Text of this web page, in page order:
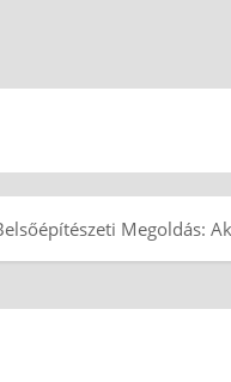
Megoldás: